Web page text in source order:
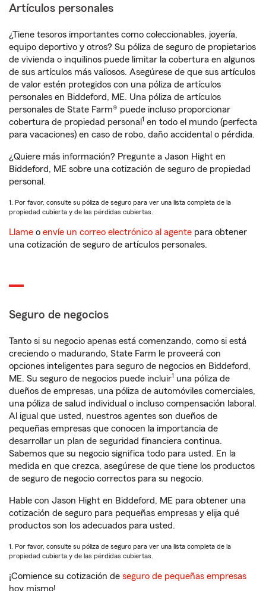
Artículos personales
¿Tiene tesoros importantes como coleccionables, joyería,
equipo deportivo y otros? Su póliza de seguro de propietarios
de vivienda o inquilinos puede limitar la cobertura en algunos
de sus artículos más valiosos. Asegúrese de que sus artículos
de valor estén protegidos con una póliza de artículos
personales en Biddeford, ME. Una póliza de artículos
personales de State Farm® puede incluso proporcionar
cobertura de propiedad personal 1 en todo el mundo (perfecta
para vacaciones) en caso de robo, daño accidental o pérdida.
¿Quiere más información? Pregunte a Jason Hight en
Biddeford, ME sobre una cotización de seguro de propiedad
personal.
1. Por favor, consulte su póliza de seguro para ver una lista completa de la
propiedad cubierta y de las pérdidas cubiertas.
Llame o envíe un correo electrónico al agente para obtener
una cotización de seguro de artículos personales.
Seguro de negocios
Tanto si su negocio apenas está comenzando, como si está
creciendo o madurando, State Farm le proveerá con
opciones inteligentes para seguro de negocios en Biddeford,
ME. Su seguro de negocios puede incluir1 una póliza de
dueños de empresas, una póliza de automóviles comerciales,
una póliza de salud individual o incluso compensación laboral.
Al igual que usted, nuestros agentes son dueños de
pequeñas empresas que conocen la importancia de
desarrollar un plan de seguridad financiera continua.
Sabemos que su negocio significa todo para usted. En la
medida en que crezca, asegúrese de que tiene los productos
de seguro de negocio correctos para su negocio.
Hable con Jason Hight en Biddeford, ME para obtener una
cotización de seguro para pequeñas empresas y elija qué
productos son los adecuados para usted.
1. Por favor, consulte su póliza de seguro para ver una lista completa de la
propiedad cubierta y de las pérdidas cubiertas.
¡Comience su cotización de seguro de pequeñas empresas
hoy mismo!